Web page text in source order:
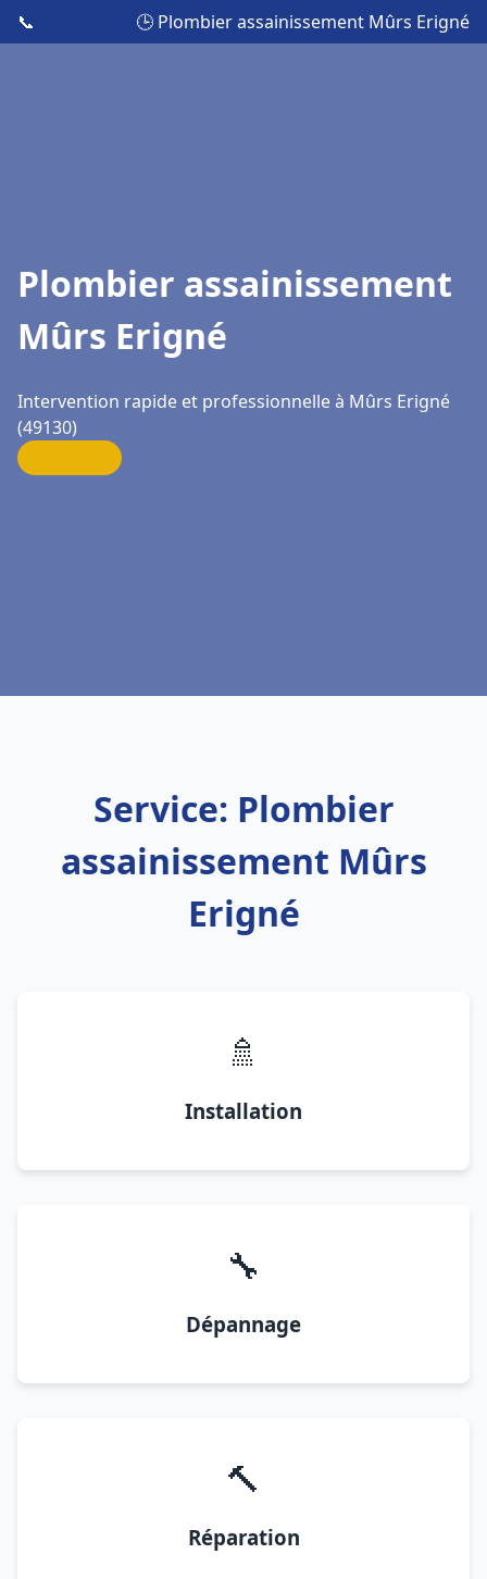
📞 🕒 Plombier assainissement Mûrs Erigné
Plombier assainissement
Mûrs Erigné
Intervention rapide et professionnelle à Mûrs Erigné
(49130)
Service: Plombier
assainissement Mûrs
Erigné
🚿
Installation
🔧
Dépannage
🔨
Réparation